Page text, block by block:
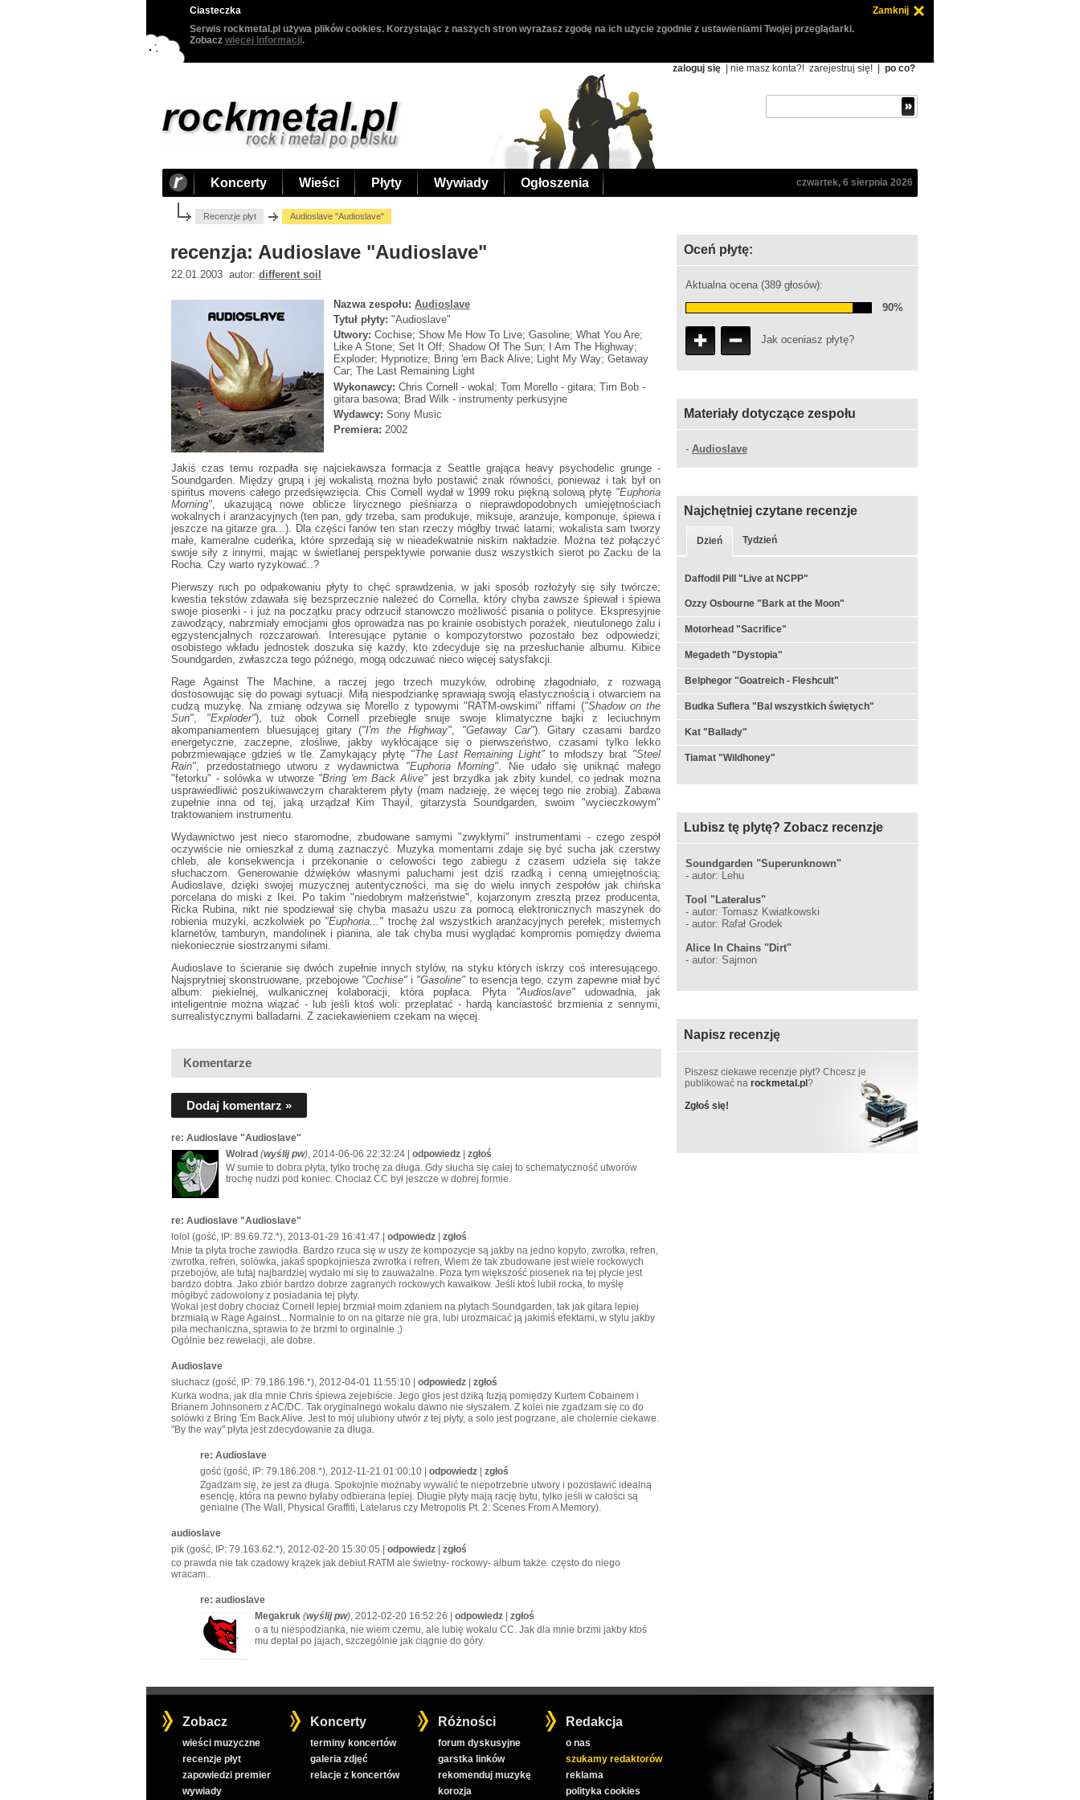
Ciasteczka
Zamknij
Serwis rockmetal.pl używa plików cookies. Korzystając z naszych stron wyrażasz zgodę na ich użycie zgodnie z ustawieniami Twojej przeglądarki.
Zobacz więcej informacji.
zaloguj się | nie masz konta?! zarejestruj się! po co?
Koncerty Wieści Płyty Wywiady Ogłoszenia czwartek, 6 sierpnia 2026
Recenzje płyt Audioslave "Audioslave"
recenzja: Audioslave "Audioslave"
22.01.2003 autor: different soil
Nazwa zespołu: Audioslave
Tytuł płyty: "Audioslave"
Utwory: Cochise; Show Me How To Live; Gasoline; What You Are;
Like A Stone; Set It Off; Shadow Of The Sun; I Am The Highway;
Exploder; Hypnotize; Bring 'em Back Alive; Light My Way; Getaway
Car; The Last Remaining Light
Wykonawcy: Chris Cornell - wokal; Tom Morello - gitara; Tim Bob -
gitara basowa; Brad Wilk - instrumenty perkusyjne
Wydawcy: Sony Music
Premiera: 2002
Jakiś czas temu rozpadła się najciekawsza formacja z Seattle grająca heavy psychodelic grunge -
Soundgarden. Między grupą i jej wokalistą można było postawić znak równości, ponieważ i tak był on
spiritus movens całego przedsięwzięcia. Chis Cornell wydał w 1999 roku piękną solową płytę "Euphoria
Morning" , ukazującą nowe oblicze lirycznego pieśniarza o nieprawdopodobnych umiejętnościach
wokalnych i aranżacyjnych (ten pan, gdy trzeba, sam produkuje, miksuje, aranżuje, komponuje, śpiewa i
jeszcze na gitarze gra...). Dla części fanów ten stan rzeczy mógłby trwać latami; wokalista sam tworzy
małe, kameralne cudeńka, które sprzedają się w nieadekwatnie niskim nakładzie. Można też połączyć
swoje siły z innymi, mając w świetlanej perspektywie porwanie dusz wszystkich sierot po Zacku de la
Rocha. Czy warto ryzykować..?
Pierwszy ruch po odpakowaniu płyty to chęć sprawdzenia, w jaki sposób rozłożyły się siły twórcze;
kwestia tekstów zdawała się bezsprzecznie należeć do Cornella, który chyba zawsze śpiewał i śpiewa
swoje piosenki - i już na początku pracy odrzucił stanowczo możliwość pisania o polityce. Ekspresyjnie
zawodzący, nabrzmiały emocjami głos oprowadza nas po krainie osobistych porażek, nieutulonego żalu i
egzystencjalnych rozczarowań. Interesujące pytanie o kompozytorstwo pozostało bez odpowiedzi;
osobistego wkładu jednostek doszuka się każdy, kto zdecyduje się na przesłuchanie albumu. Kibice
Soundgarden, zwłaszcza tego późnego, mogą odczuwać nieco więcej satysfakcji.
Rage Against The Machine, a raczej jego trzech muzyków, odrobinę złagodniało, z rozwagą
dostosowując się do powagi sytuacji. Miłą niespodziankę sprawiają swoją elastycznością i otwarciem na
cudzą muzykę. Na zmianę odzywa się Morello z typowymi "RATM-owskimi" riffami ("Shadow on the
Sun"
"Exploder"), tuż obok Cornell przebiegle snuje swoje klimatyczne bajki z leciuchnym
akompaniamentem bluesującej gitary ("I'm the Highway" "Getaway Car"). Gitary czasami bardzo
energetyczne, zaczepne, złośliwe, jakby wykłócające się o pierwszeństwo, czasami tylko lekko
pobrzmiewające gdzieś w tle. Zamykający płytę "The Last Remaining Light"to młodszy brat "Steel
Rain" , przedostatniego utworu z wydawnictwa "Euphoria Morning" . Nie udało się uniknąć małego
"fetorku" - solówka w utworze "Bring 'em Back Alive" jest brzydka jak zbity kundel, co jednak można
usprawiedliwić poszukiwawczym charakterem płyty (mam nadzieję, że więcej tego nie zrobią). Zabawa
zupełnie inna od tej, jaką urządzał Kim Thayil, gitarzysta Soundgarden, swoim "wycieczkowym"
traktowaniem instrumentu.
Wydawnictwo jest nieco staromodne, zbudowane samymi "zwykłymi" instrumentami - czego zespół
oczywiście nie omieszkał z dumą zaznaczyć. Muzyka momentami zdaje się być sucha jak czerstwy
chleb, ale konsekwencja i przekonanie o celowości tego zabiegu z czasem udziela się także
słuchaczom. Generowanie dźwięków własnymi paluchami jest dziś rzadką i cenną umiejętnością;
Audioslave, dzięki swojej muzycznej autentyczności, ma się do wielu innych zespołów jak chińska
porcelana do miski z Ikei. Po takim "niedobrym małżeństwie", kojarzonym zresztą przez producenta,
Ricka Rubina, nikt nie spodziewał się chyba masażu uszu za pomocą elektronicznych maszynek do
robienia muzyki, aczkolwiek po "Euphoria..." trochę żal wszystkich aranżacyjnych perełek; misternych
klarnetów, tamburyn, mandolinek i pianina, ale tak chyba musi wyglądać kompromis pomiędzy dwiema
niekoniecznie siostrzanymi siłami.
Audioslave to ścieranie się dwóch zupełnie innych stylów, na styku których iskrzy coś interesującego.
Najsprytniej skonstruowane, przebojowe "Cochise"i "Gasoline" to esencja tego, czym zapewne miał być
album: piekielnej, wulkanicznej kolaboracji, która popłaca. Płyta "Audioslave" udowadnia, jak
inteligentnie można wiązać - lub jeśli ktoś woli: przeplatać - hardą kanciastość brzmienia z sennymi,
surrealistycznymi balladami. Z zaciekawieniem czekam na więcej.
Komentarze
Dodaj komentarz »
re: Audioslave "Audioslave"
Wolrad (wyślij pw), 2014-06-06 22:32:24 | odpowiedz | zgłoś
W sumie to dobra płyta, tylko trochę za długa. Gdy słucha się całej to schematyczność utworów
trochę nudzi pod koniec. Chociaż CC był jeszcze w dobrej formie.
re: Audioslave "Audioslave"
lolol (gość, IP: 89.69.72.*), 2013-01-29 16:41:47 | odpowiedz | zgłoś
Mnie ta płyta troche zawiodła. Bardzo rzuca się w uszy że kompozycje są jakby na jedno kopyto, zwrotka, refren,
zwrotka, refren, solówka, jakaś spopkojniesza zwrotka i refren, Wiem że tak zbudowane jest wiele rockowych
przebojów, ale tutaj najbardziej wydało mi się to zauważalne. Poza tym większość piosenek na tej płycie jest
bardzo dobtra. Jako zbiór bardzo dobrze zagranych rockowych kawałkow. Jeśli ktoś lubił rocka, to myślę
mógłbyć zadowolony z posiadania tej płyty.
Wokal jest dobry chociaż Cornell lepiej brzmiał moim zdaniem na płytach Soundgarden, tak jak gitara lepiej
brzmiałą w Rage Against... Normalnie to on na gitarze nie gra, lubi urozmaicać ją jakimiś efektami, w stylu jakby
piła mechaniczna, sprawia to że brzmi to orginalnie ;)
Ogólnie bez rewelacji, ale dobre.
Audioslave
słuchacz (gość, IP: 79.186.196.*), 2012-04-01 11:55:10 | odpowiedz | zgłoś
Kurka wodna, jak dla mnie Chris śpiewa zejebiście. Jego głos jest dziką fuzją pomiędzy Kurtem Cobainem i
Brianem Johnsonem z AC/DC. Tak oryginalnego wokalu dawno nie słyszałem. Z kolei nie zgadzam się co do
solówki z Bring 'Em Back Alive. Jest to mój ulubiony utwór z tej płyty, a solo jest pogrzane, ale cholernie ciekawe.
"By the way" płyta jest zdecydowanie za długa.
re: Audioslave
gość (gość, IP: 79.186.208.*), 2012-11-21 01:00:10 | odpowiedz | zgłoś
Zgadzam się, że jest za długa. Spokojnie możnaby wywalić te niepotrzebne utwory i pozostawić idealną
esencję, która na pewno byłaby odbierana lepiej. Długie płyty mają rację bytu, tylko jeśli w całości są
genialne (The Wall, Physical Graffiti, Latelarus czy Metropolis Pt. 2: Scenes From A Memory).
audioslave
pik (gość, IP: 79.163.62.*), 2012-02-20 15:30:05 | odpowiedz | zgłoś
co prawda nie tak czadowy krążek jak debiut RATM ale świetny- rockowy- album także. często do niego
wracam..
re: audioslave
Megakruk (wyślij pw), 2012-02-20 16:52:26 | odpowiedz | zgłoś
o a tu niespodzianka, nie wiem czemu, ale lubię wokalu CC. Jak dla mnie brzmi jakby ktoś
mu deptał po jajach, szczególnie jak ciągnie do góry.
Oceń płytę:
Aktualna ocena (389 głosów):
90%
Jak oceniasz płytę?
Materiały dotyczące zespołu
- Audioslave
Najchętniej czytane recenzje
Dzień Tydzień
Daffodil Pill "Live at NCPP"
Ozzy Osbourne "Bark at the Moon"
Motorhead "Sacrifice"
Megadeth "Dystopia"
Belphegor "Goatreich - Fleshcult"
Budka Suflera "Bal wszystkich świętych"
Kat "Ballady"
Tiamat "Wildhoney"
Lubisz tę plytę? Zobacz recenzje
Soundgarden "Superunknown"
- autor: Lehu
Tool "Lateralus"
- autor: Tomasz Kwiatkowski
- autor: Rafał Grodek
Alice In Chains "Dirt"
- autor: Sajmon
Napisz recenzję
Piszesz ciekawe recenzje płyt? Chcesz je
publikować na rockmetal.pl ?
Zgłoś się!
Zobacz
wieści muzyczne
recenzje płyt
zapowiedzi premier
wywiady
Koncerty
terminy koncertów
galeria zdjęć
relacje z koncertów
Różności
forum dyskusyjne
garstka linków
rekomenduj muzykę
korozja
Redakcja
o nas
szukamy redaktorów
reklama
polityka cookies